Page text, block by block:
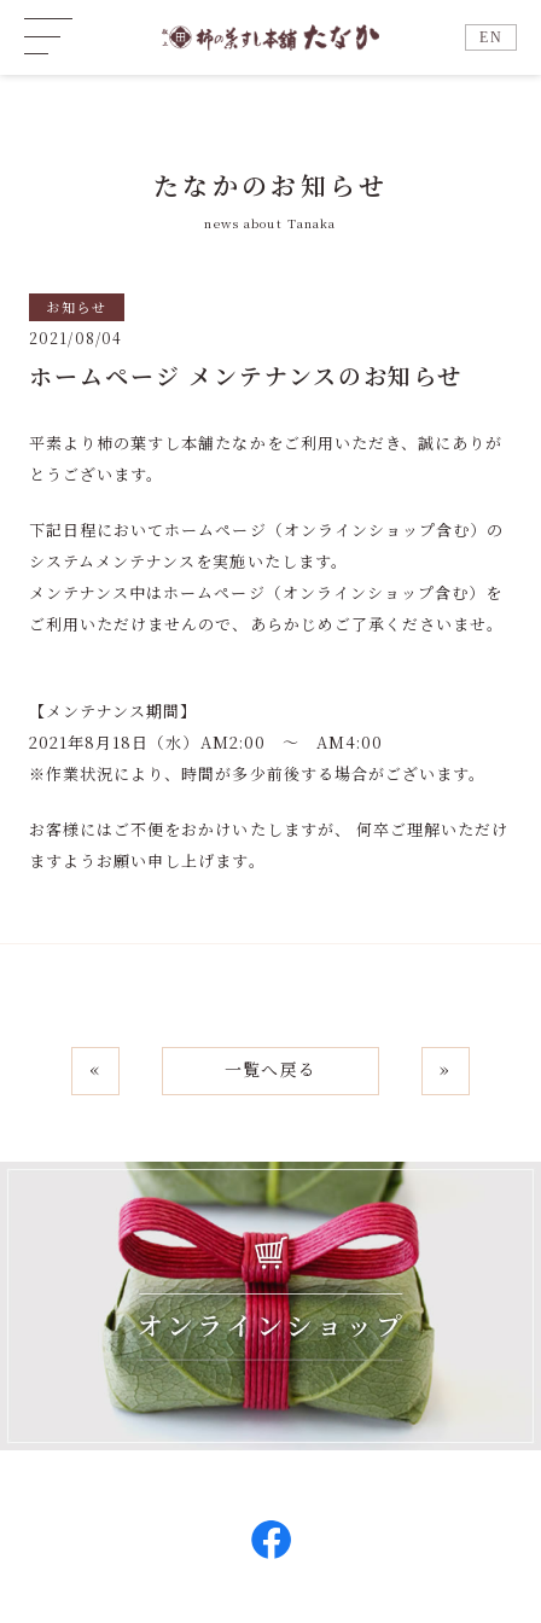
EN
たなかのお知らせ
news about Tanaka
お知らせ
2021/08/04
ホームページ メンテナンスのお知らせ
平素より柿の葉すし本舗たなかをご利用いただき、誠にありが
とうございます。
下記日程においてホームページ（オンラインショップ含む）の
システムメンテナンスを実施いたします。
メンテナンス中はホームページ（オンラインショップ含む）を
ご利用いただけませんので、
あらかじめご了承くださいませ。
【メンテナンス期間】
2021年8月18日（水）AM2:00 ～ AM4:00
※作業状況により、時間が多少前後する場合がございます。
お客様にはご不便をおかけいたしますが、 何卒ご理解いただけ
ますようお願い申し上げます。
« 一覧へ戻る »